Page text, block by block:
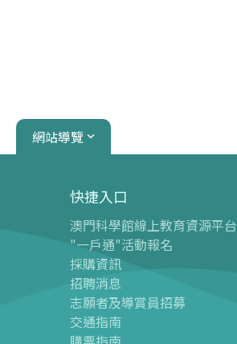
網站導覽
天文館
天文館介紹
球幕電影
- 最新球幕電影
- 過往球幕電影
快捷入口
澳門科學館線上教育資源平台
"一戶通"活動報名
採購資訊
招聘消息
志願者及導賞員招募
交通指南